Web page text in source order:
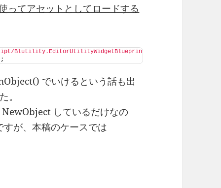
ってアセットとしてロードする
Blutility.EditorUtilityWidgetBlueprint'/Game/Test/
;
でいけるという話も出
。
しているだけなの
が、本稿のケースでは